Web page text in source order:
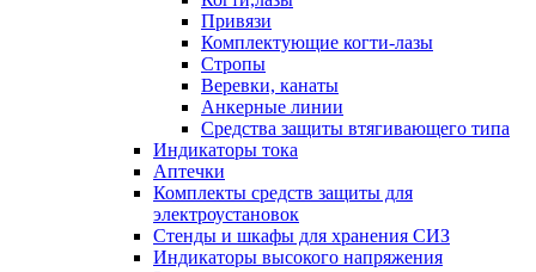
Привязи
Комплектующие когти-лазы
Стропы
Веревки, канаты
Анкерные линии
Средства защиты втягивающего типа
Индикаторы тока
Аптечки
Комплекты средств защиты для
электроустановок
Стенды и шкафы для хранения СИЗ
Индикаторы высокого напряжения